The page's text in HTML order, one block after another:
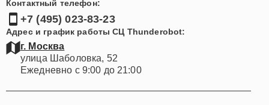
Контактный телефон:
+7 (495) 023-83-23
Адрес и график работы СЦ Thunderobot:
г. Москва
улица Шаболовка, 52
Ежедневно с 9:00 до 21:00